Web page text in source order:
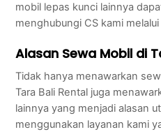
mobil lepas kunci lainnya
menghubungi CS kami
Alasan Sewa Mobil di
Tidak hanya menawarkan
Tara Bali Rental juga
lainnya yang menjadi alasan
menggunakan layanan kami